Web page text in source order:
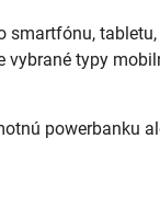
smartfónu,
vybrané typy
powerbanku